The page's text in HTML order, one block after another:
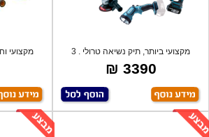
מקצועי ביותר, תיק נשיאה טרולי . 3
סוללות
3390 ₪